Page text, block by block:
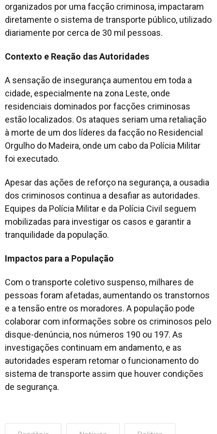
organizados por uma facção criminosa, impactaram
diretamente o sistema de transporte público, utilizado
diariamente por cerca de 30 mil pessoas.
Contexto e Reação das Autoridades
A sensação de insegurança aumentou em toda a
cidade, especialmente na zona Leste, onde
residenciais dominados por facções criminosas
estão localizados. Os ataques seriam uma retaliação
à morte de um dos líderes da facção no Residencial
Orgulho do Madeira, onde um cabo da Polícia Militar
foi executado.
Apesar das ações de reforço na segurança, a ousadia
dos criminosos continua a desafiar as autoridades.
Equipes da Polícia Militar e da Polícia Civil seguem
mobilizadas para investigar os casos e garantir a
tranquilidade da população.
Impactos para a População
Com o transporte coletivo suspenso, milhares de
pessoas foram afetadas, aumentando os transtornos
e a tensão entre os moradores. A população pode
colaborar com informações sobre os criminosos pelo
disque-denúncia, nos números 190 ou 197. As
investigações continuam em andamento, e as
autoridades esperam retomar o funcionamento do
sistema de transporte assim que houver condições
de segurança.